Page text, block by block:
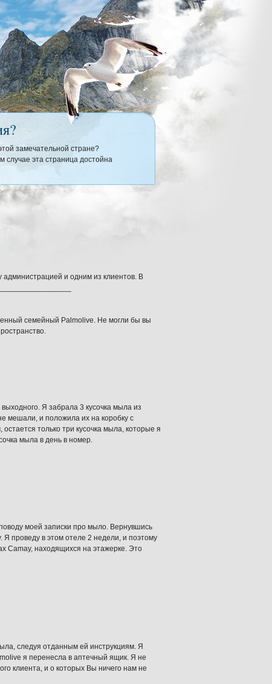
замечательной стране?
эта страница достойна
и одним из клиентов. В
семейный Palmolive. Не могли бы вы
Я забрала 3 кусочка мыла из
мешали, и положила их на коробку с
только три кусочка мыла, которые я
мыла в день в номер.
моей записки про мыло. Вернувшись
Я проведу в этом отеле 2 недели, и поэтому
Camay, находящихся на этажерке. Это
следуя отданным ей инструкциям. Я
я перенесла в аптечный ящик. Я не
клиента, и о которых Вы ничего нам не